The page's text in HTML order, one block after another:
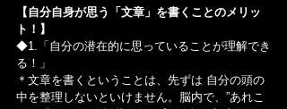
【自分自身が思う「文章」を書くことのメリッ
ト！】
◆1.「自分の潜在的に思っていることが理解でき
る！」
＊文章を書くということは、先ずは 自分の頭の
中を整理しないといけません。脳内で、”あれこ